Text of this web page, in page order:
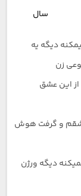
سال
دیگه یه
زن
این عشق
عشقم و گرفت هوش
دیگه ورژن